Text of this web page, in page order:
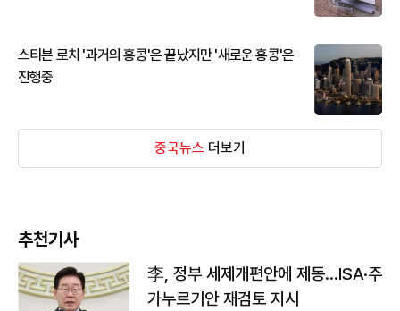
스티븐 로치 '과거의 홍콩'은 끝났지만 '새로운 홍콩'은
진행중
중국뉴스 더보기
추천기사
李, 정부 세제개편안에 제동…ISA·주
가누르기안 재검토 지시